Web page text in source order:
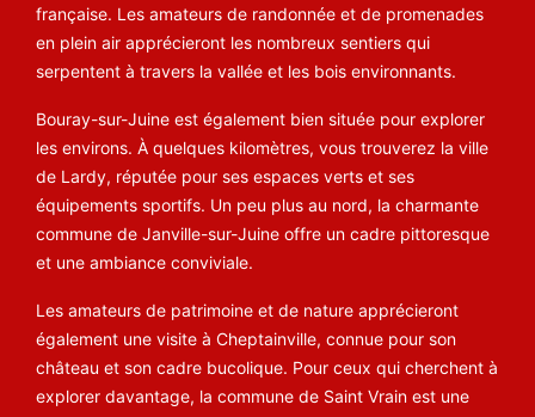
française. Les amateurs de randonnée et de promenades
en plein air apprécieront les nombreux sentiers qui
serpentent à travers la vallée et les bois environnants.
Bouray-sur-Juine est également bien située pour explorer
les environs. À quelques kilomètres, vous trouverez la ville
de Lardy, réputée pour ses espaces verts et ses
équipements sportifs. Un peu plus au nord, la charmante
commune de Janville-sur-Juine offre un cadre pittoresque
et une ambiance conviviale.
Les amateurs de patrimoine et de nature apprécieront
également une visite à Cheptainville, connue pour son
château et son cadre bucolique. Pour ceux qui cherchent à
explorer davantage, la commune de Saint Vrain est une